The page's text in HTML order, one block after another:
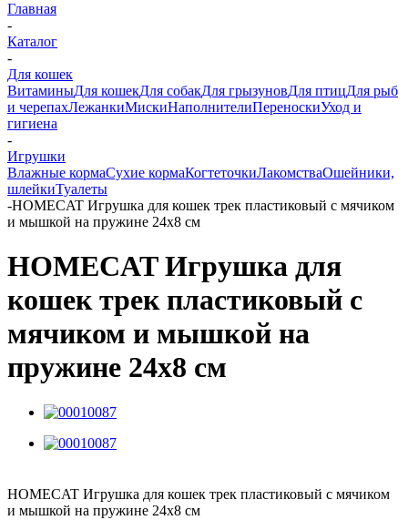
Главная
-
Каталог
-
Для кошек
ВитаминыДля кошекДля собакДля грызуновДля птицДля рыб
и черепахЛежанкиМискиНаполнителиПереноскиУход и
гигиена
-
Игрушки
Влажные кормаСухие кормаКогтеточкиЛакомстваОшейники,
шлейкиТуалеты
-HOMECAT Игрушка для кошек трек пластиковый с мячиком
и мышкой на пружине 24х8 см
HOMECAT Игрушка для
кошек трек пластиковый с
мячиком и мышкой на
пружине 24х8 см
HOMECAT Игрушка для кошек трек пластиковый с мячиком
и мышкой на пружине 24х8 см